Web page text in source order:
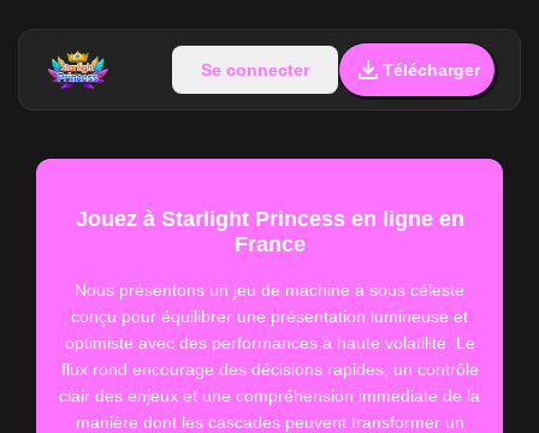
Se connecter Télécharger
Jouez à Starlight Princess en ligne en
France
Nous présentons un jeu de machine à sous céleste
conçu pour équilibrer une présentation lumineuse et
optimiste avec des performances à haute volatilité. Le
flux rond encourage des décisions rapides, un contrôle
clair des enjeux et une compréhension immédiate de la
manière dont les cascades peuvent transformer un